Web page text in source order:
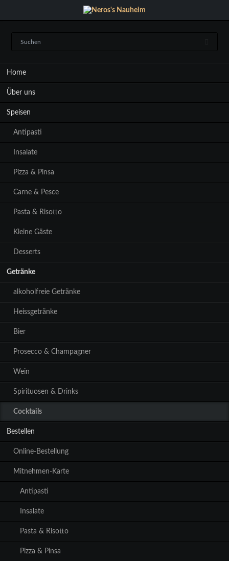
Home
Über uns
Speisen
Antipasti
Insalate
Pizza & Pinsa
Carne & Pesce
Pasta & Risotto
Kleine Gäste
Desserts
Getränke
alkoholfreie Getränke
Heissgetränke
Bier
Prosecco & Champagner
Wein
Spirituosen & Drinks
Cocktails
Bestellen
Online-Bestellung
Mitnehmen-Karte
Antipasti
Insalate
Pasta & Risotto
Pizza & Pinsa